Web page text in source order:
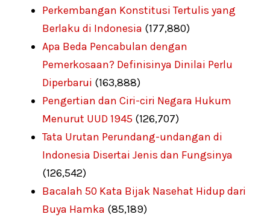
Perkembangan Konstitusi Tertulis yang
Berlaku di Indonesia (177,880)
Apa Beda Pencabulan dengan
Pemerkosaan? Definisinya Dinilai Perlu
Diperbarui (163,888)
Pengertian dan Ciri-ciri Negara Hukum
Menurut UUD 1945 (126,707)
Tata Urutan Perundang-undangan di
Indonesia Disertai Jenis dan Fungsinya
(126,542)
Bacalah 50 Kata Bijak Nasehat Hidup dari
Buya Hamka (85,189)